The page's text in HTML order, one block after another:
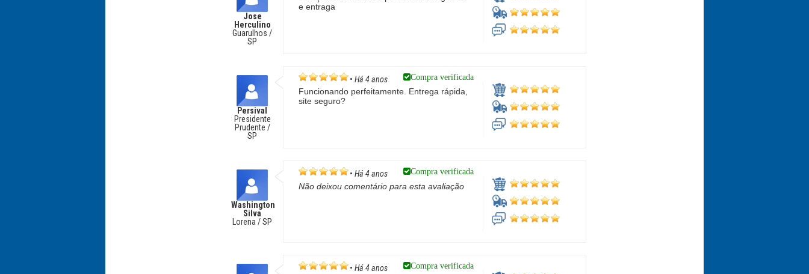
Jose
Herculino
Guarulhos /
SP
e entraga
Persival
Presidente
Prudente /
SP
• Há 4 anos Compra verificada
Funcionando perfeitamente. Entrega rápida,
site seguro?
Washington
Silva
Lorena / SP
• Há 4 anos Compra verificada
Não deixou comentário para esta avaliação
• Há 4 anos Compra verificada